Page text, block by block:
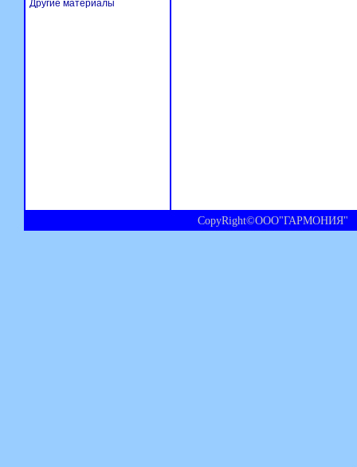
Другие материалы